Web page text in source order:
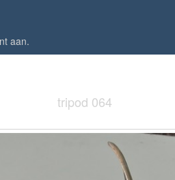
aan.
tripod 064